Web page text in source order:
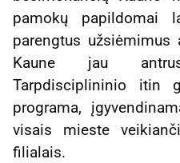
pamokų papildomai
parengtus užsiėmimus
Kaune jau
Tarpdisciplininio itin
programa,
visais mieste
filialais.